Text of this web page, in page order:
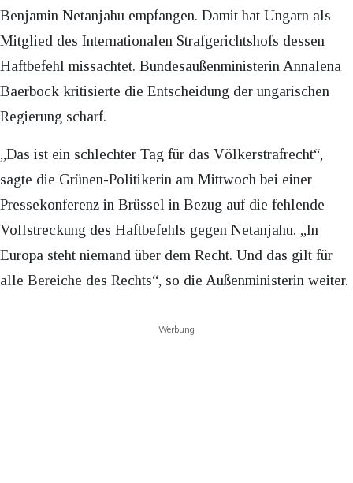
Benjamin Netanjahu empfangen. Damit hat Ungarn als
Mitglied des Internationalen Strafgerichtshofs dessen
Haftbefehl missachtet. Bundesaußenministerin Annalena
Baerbock kritisierte die Entscheidung der ungarischen
Regierung scharf.
„Das ist ein schlechter Tag für das Völkerstrafrecht“,
sagte die Grünen-Politikerin am Mittwoch bei einer
Pressekonferenz in Brüssel in Bezug auf die fehlende
Vollstreckung des Haftbefehls gegen Netanjahu. „In
Europa steht niemand über dem Recht. Und das gilt für
alle Bereiche des Rechts“, so die Außenministerin weiter.
Werbung